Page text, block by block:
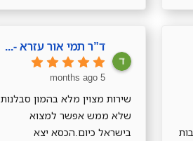
ד”ר תמי אור עזרא -המניפה
5 months ago
שירות מצוין מלא בהמון סבלנות
שלא ממש אפשר למצוא
בישראל כיום.הכסא יצא